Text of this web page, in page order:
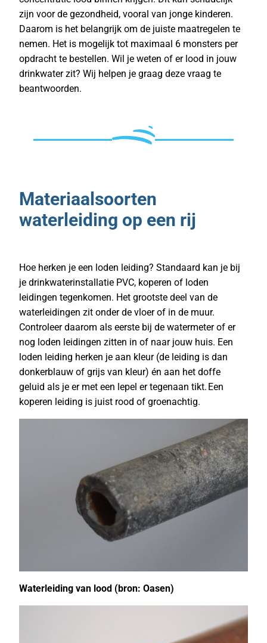
zijn voor de gezondheid, vooral van jonge kinderen.
Daarom is het belangrijk om de juiste maatregelen te
nemen. Het is mogelijk tot maximaal 6 monsters per
opdracht te bestellen. Wil je weten of er lood in jouw
drinkwater zit? Wij helpen je graag deze vraag te
beantwoorden.
Materiaalsoorten
waterleiding op een rij
Hoe herken je een loden leiding? Standaard kan je bij
je drinkwaterinstallatie PVC, koperen of loden
leidingen tegenkomen. Het grootste deel van de
waterleidingen zit onder de vloer of in de muur.
Controleer daarom als eerste bij de watermeter of er
nog loden leidingen zitten in of naar jouw huis. Een
loden leiding herken je aan kleur (de leiding is dan
donkerblauw of grijs van kleur) én aan het doffe
geluid als je er met een lepel er tegenaan tikt. Een
koperen leiding is juist rood of groenachtig.
Waterleiding van lood (bron: Oasen)